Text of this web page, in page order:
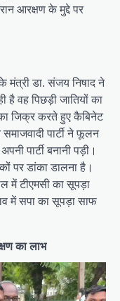
आरक्षण के मुद्दे पर
मंत्री डा. संजय निषाद ने
है वह पिछड़ी जातियों का
जिक्र करते हुए कैबिनेट
पार्टी ने फूलन
पार्टी बनानी पड़ी।
पर डांका डालना है।
में टीएमसी का सूपड़ा
में सपा का सूपड़ा साफ
का लाभ